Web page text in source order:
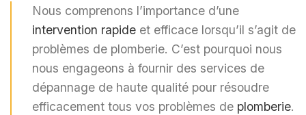
Nous comprenons l’importance d’une
intervention rapide et efficace lorsqu’il s’agit de
problèmes de plomberie. C’est pourquoi nous
nous engageons à fournir des services de
dépannage de haute qualité pour résoudre
efficacement tous vos problèmes de plomberie.